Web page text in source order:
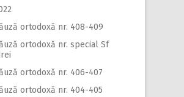
ortodoxă nr. 408-409
ortodoxă nr. special Sf
ortodoxă nr. 406-407
ortodoxă nr. 404-405